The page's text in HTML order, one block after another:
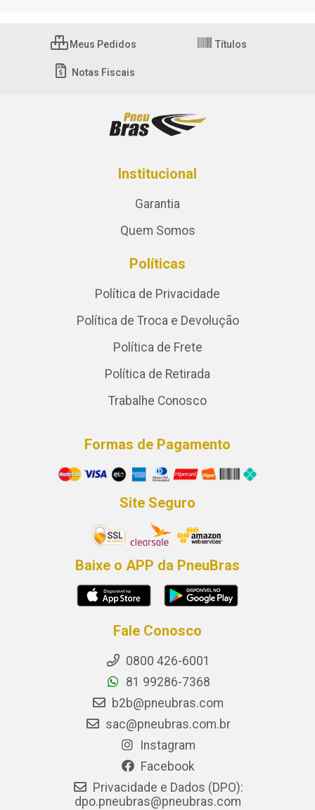
Meus Pedidos Títulos
Notas Fiscais
Institucional
Garantia
Quem Somos
Políticas
Política de Privacidade
Política de Troca e Devolução
Política de Frete
Política de Retirada
Trabalhe Conosco
Formas de Pagamento
Site Seguro
Baixe o APP da PneuBras
Fale Conosco
0800 426-6001
81 99286-7368
b2b@pneubras.com
sac@pneubras.com.br
Instagram
Facebook
Privacidade e Dados (DPO):
dpo.pneubras@pneubras.com